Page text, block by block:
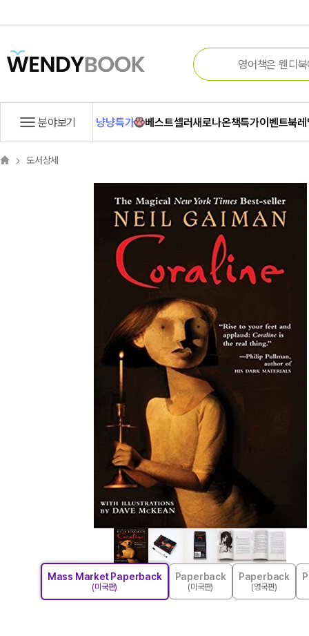
분야보기 냥냥특가 베스트셀러새로나온책특가이벤트북
도서상세
Mass Market Paperback
(미국판)
Paperback
(미국판)
Paperback
(영국판)